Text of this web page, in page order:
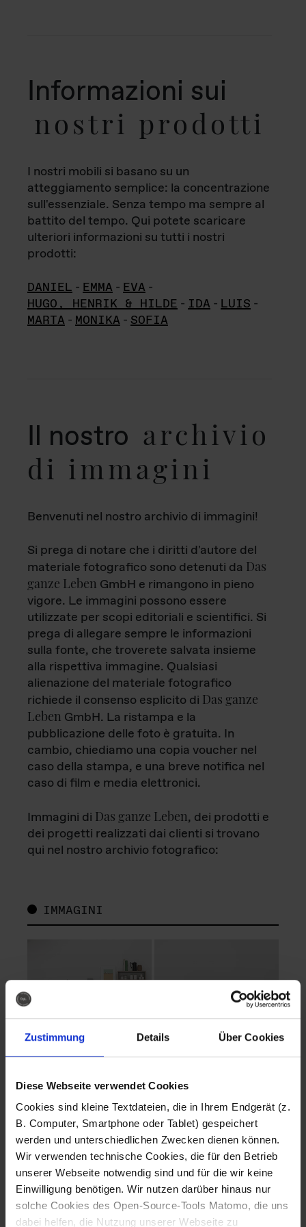
Zustimmung Details Über Cookies
Diese Webseite verwendet Cookies
Cookies sind kleine Textdateien, die in Ihrem Endgerät (z.
B. Computer, Smartphone oder Tablet) gespeichert
werden und unterschiedlichen Zwecken dienen können.
Wir verwenden technische Cookies, die für den Betrieb
unserer Webseite notwendig sind und für die wir keine
Einwilligung benötigen. Wir nutzen darüber hinaus nur
solche Cookies des Open-Source-Tools Matomo, die uns
dabei helfen, die Nutzung unserer Webseite zu
Informazioni sui
nostri prodotti
I nostri mobili si basano su un
atteggiamento semplice: la concentrazione
sull'essenziale. Senza tempo ma sempre al
battito del tempo. Qui potete scaricare
ulteriori informazioni su tutti i nostri
prodotti:
DANIEL - EMMA - EVA -
HUGO, HENRIK & HILDE - IDA - LUIS -
MARTA - MONIKA - SOFIA
Il nostro archivio
di immagini
Benvenuti nel nostro archivio di immagini!
Si prega di notare che i diritti d'autore del
materiale fotografico sono detenuti da Das
ganze Leben GmbH e rimangono in pieno
vigore. Le immagini possono essere
utilizzate per scopi editoriali e scientifici. Si
prega di allegare sempre le informazioni
sulla fonte, che troverete salvata insieme
alla rispettiva immagine. Qualsiasi
alienazione del materiale fotografico
richiede il consenso esplicito di Das ganze
Leben GmbH. La ristampa e la
pubblicazione delle foto è gratuita. In
cambio, chiediamo una copia voucher nel
caso della stampa, e una breve notifica nel
caso di film e media elettronici.
Immagini di Das ganze Leben, dei prodotti e
dei progetti realizzati dai clienti si trovano
qui nel nostro archivio fotografico:
IMMAGINI
Fotografo: Lorenz
Sternbach
Download
Fotografo: Lorenz
Sternbach
Download